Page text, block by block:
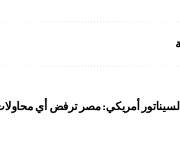
لسيناتور أمريكي: مصر ترفض أي